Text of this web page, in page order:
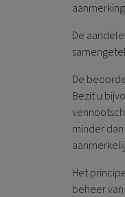
De
De
Bezit u
minder
Het
beheer